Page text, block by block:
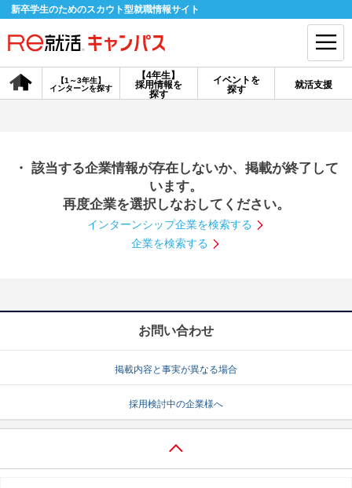
新卒学生のためのスカウト型就職情報サイト
【4年生】
採用情報を
探す
【1～3年生】
インターンを探す
イベントを
探す
就活支援
会員登録 ログイン
探す
【4年生】
説明会を探す
インターンを探す
就活ノウハウ・サポート
就活ノウハウが満載！ お役立ち記事・相談室など
・ 該当する企業情報が存在しないか、掲載が終了して
います。
再度企業を選択しなおしてください。
インターンシップ企業を検索する
企業を検索する
お問い合わせ
掲載内容と事実が異なる場合
採用検討中の企業様へ